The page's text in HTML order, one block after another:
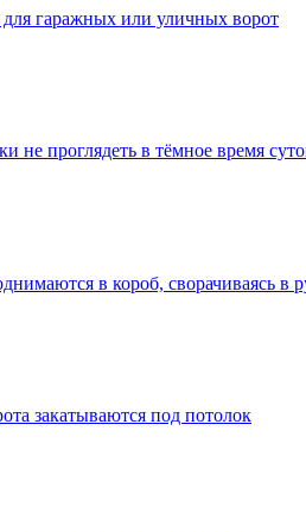
для гаражных или уличных ворот
не проглядеть в тёмное время
в короб, сворачиваясь в
закатываются под потолок